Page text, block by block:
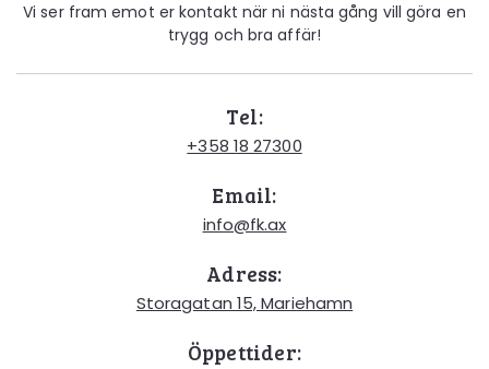
Vi ser fram emot er kontakt när ni nästa gång vill göra en
trygg och bra affär!
Tel:
+358 18 27300
Email:
info@fk.ax
Adress:
Storagatan 15, Mariehamn
Öppettider: